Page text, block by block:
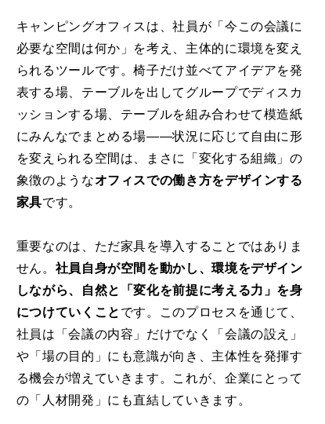
キャンピングオフィスは、社員が「今この会議に
必要な空間は何か」を考え、主体的に環境を変え
られるツールです。椅子だけ並べてアイデアを発
表する場、テーブルを出してグループでディスカ
ッションする場、テーブルを組み合わせて模造紙
にみんなでまとめる場——状況に応じて自由に形
を変えられる空間は、まさに「変化する組織」の
象徴のようなオフィスでの働き方をデザインする
家具です。
重要なのは、ただ家具を導入することではありま
せん。 社員自身が空間を動かし、環境をデザイン
しながら、自然と「変化を前提に考える力」を身
につけていくこと です。このプロセスを通じて、
社員は「会議の内容」だけでなく「会議の設え」
や「場の目的」にも意識が向き、主体性を発揮す
る機会が増えていきます。これが、企業にとって
の「人材開発」にも直結していきます。